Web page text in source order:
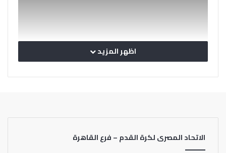
اظهر المزيد
الاتحاد المصرى لكرة القدم – فرع القاهرة